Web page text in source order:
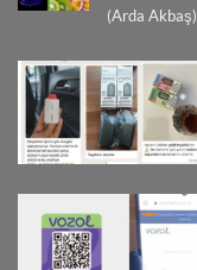
5 üzerinden
5
(Arda Akbaş)